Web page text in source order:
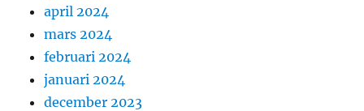
april 2024
mars 2024
februari 2024
januari 2024
december 2023